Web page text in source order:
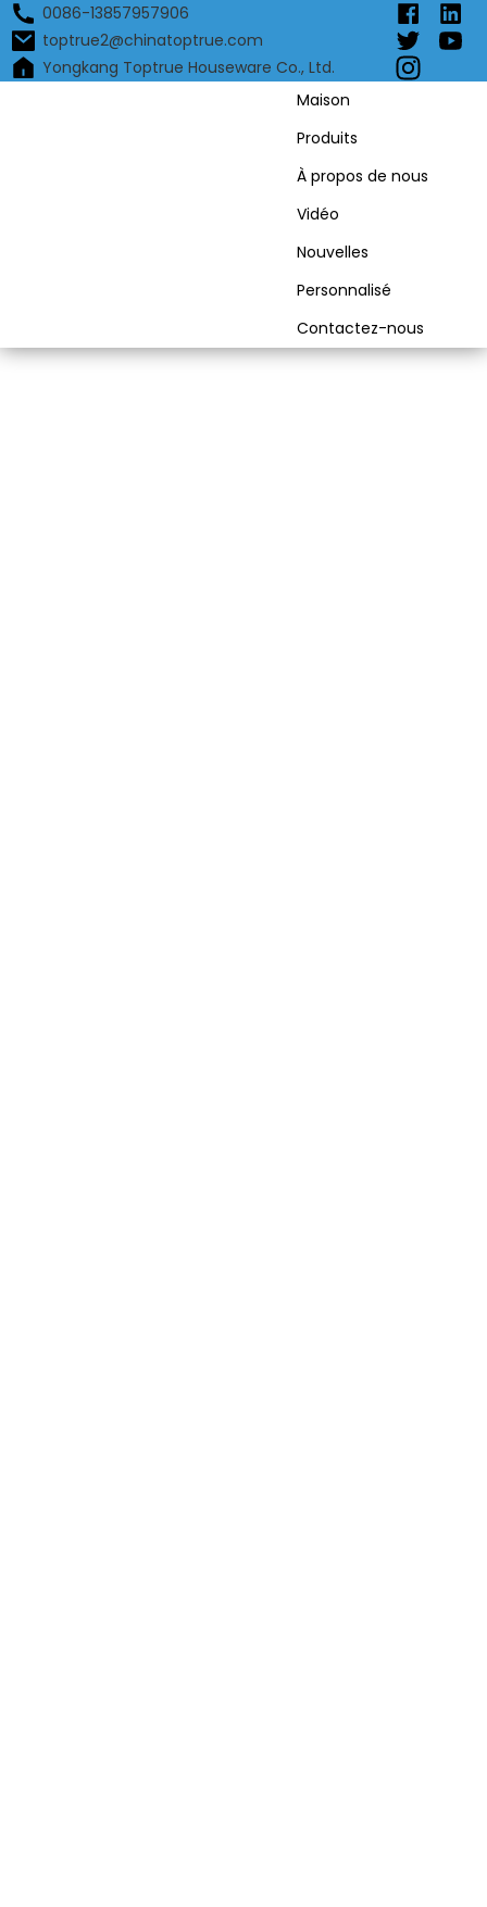
0086-13857957906
toptrue2@chinatoptrue.com
Yongkang Toptrue Houseware Co., Ltd.
Maison
Produits
À propos de nous
Vidéo
Nouvelles
Personnalisé
Contactez-nous